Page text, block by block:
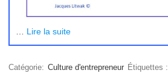
Lire la suite
Catégorie: Culture d'entrepreneur Étiquettes :